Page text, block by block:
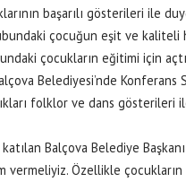
başarılı gösterileri ile
çocuğun eşit ve kaliteli
çocukların eğitimi için
Belediyesi’nde
folklor ve dans gösterileri
Balçova Belediye
Özellikle